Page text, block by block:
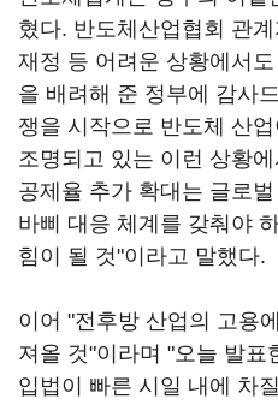
혔다. 반도체산업협회 관
재정 등 어려운 상황에서
을 배려해 준 정부에 감사
쟁을 시작으로 반도체 산
조명되고 있는 이런 상황
공제율 추가 확대는 글로
바삐 대응 체계를 갖춰야
힘이 될 것"이라고 말했다.
이어 "전후방 산업의 고용
져올 것"이라며 "오늘 발표
입법이 빠른 시일 내에 차